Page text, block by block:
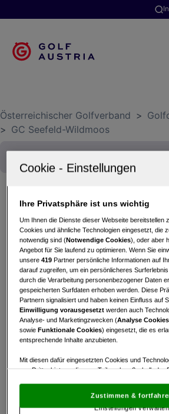
Österreichischer Golfverband >
> GC Seefeld-Wildmoos
WÖSR Herren 2023
12.09.2023 - Einzel (Stableford)
GC Seefeld-Wildmoos
Turnierinfo
Nennliste
Bruttowertung Nettowertung
Turnierinfo
Datum:
12.09.2023
Modus:
Stableford
Golfclub
Ihre Privatsphäre ist uns wichtig
Um Ihnen die Dienste dieser Webseite bereitstellen
Cookies und ähnliche Technologien eingesetzt, die
notwendig sind (Notwendige Cookies), oder aber
Angebot für Sie laufend zu optimieren. Wenn Sie
unsere419 Partner persönliche Informationen auf
darauf zugreifen, um ein persönlicheres
durch die Verarbeitung personenbezogener Daten
gespeicherten Surfdaten erhoben werden. Diese
Partnern signalisiert und haben keinen Einfluss auf
Einwilligung vorausgesetzt werden auch
Analyse- und Marketingzwecken (Analyse
sowieFunktionale Cookies) eingesetzt, die es
entsprechende Inhalte anzubieten.
Mit diesen dafür eingesetzten Cookies und
von Drittanbietern, die zum Teil auch außerhalb der
angemessenes Datenschutzniveau bescheinigt.
das Risiko, dass Ihre Daten dem Zugriff durch US-
Einstellungen verwalten
Zustimmen &